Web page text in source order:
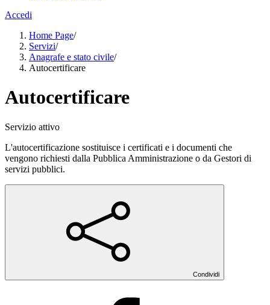
Accedi
Home Page/
Servizi/
Anagrafe e stato civile/
Autocertificare
Autocertificare
Servizio attivo
L'autocertificazione sostituisce i certificati e i documenti che
vengono richiesti dalla Pubblica Amministrazione o da Gestori di
servizi pubblici.
Condividi